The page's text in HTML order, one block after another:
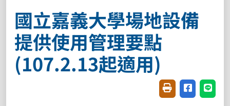
國立嘉義大學場地設備
提供使用管理要點
(107.2.13起適用)
友善列印(開新視
分享至臉書
分享